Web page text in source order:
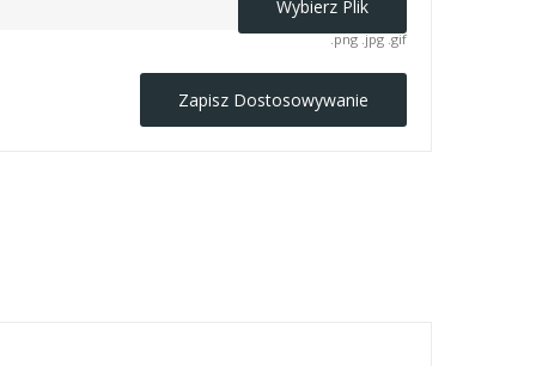
Wybierz Plik
.png .jpg .gif
Zapisz Dostosowywanie